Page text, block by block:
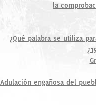
la
¿Qué palabra se utiliza
Adulación engañosa del